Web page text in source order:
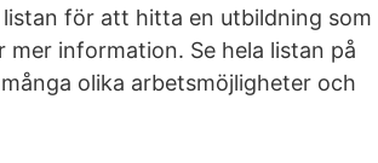
för att hitta en utbildning som
information. Se hela listan på
olika arbetsmöjligheter och